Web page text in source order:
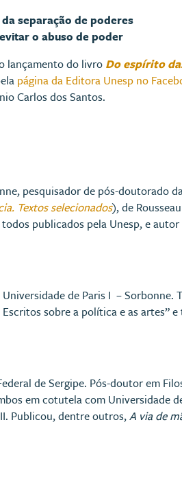
separação de poderes
o abuso de poder
lançamento do livro Do espírito
página da Editora Unesp no
Carlos dos Santos.
pesquisador de pós-doutorado
Textos selecionados), de
publicados pela Unesp, e
de Paris I – Sorbonne.
sobre a política e as artes”
de Sergipe. Pós-doutor em
em cotutela com Universidade
Publicou, dentre outros,A via de